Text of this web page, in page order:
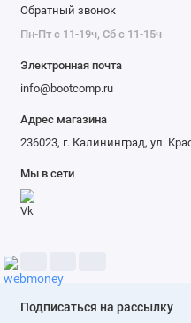
Обратный звонок
Пн-Пт с 11-19ч, Сб с 11-15ч
Электронная почта
info@bootcomp.ru
Адрес магазина
236023, г. Калининград, ул.
Мы в сети
Подписаться на рассылку